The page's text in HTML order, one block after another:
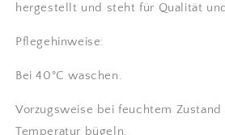
hergestellt und steht für Qualität
Pflegehinweise:
Bei 40°C waschen.
Vorzugsweise bei feuchtem
Temperatur bügeln.